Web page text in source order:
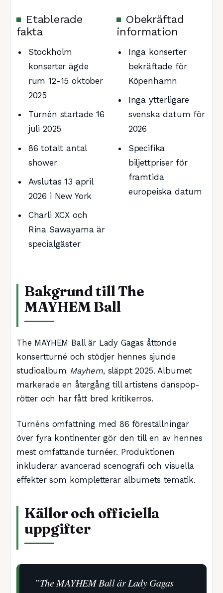
Etablerade
fakta
Stockholm
konserter ägde
rum 12-15 oktober
2025
Turnén startade 16
juli 2025
86 totalt antal
shower
Avslutas 13 april
2026 i New York
Charli XCX och
Rina Sawayama är
specialgäster
Obekräftad
information
Inga konserter
bekräftade för
Köpenhamn
Inga ytterligare
svenska datum för
2026
Specifika
biljettpriser för
framtida
europeiska datum
Bakgrund till The
MAYHEM Ball
The MAYHEM Ball är Lady Gagas åttonde
konsertturné och stödjer hennes sjunde
studioalbum Mayhem, släppt 2025. Albumet
markerade en återgång till artistens danspop-
rötter och har fått bred kritikerros.
Turnéns omfattning med 86 föreställningar
över fyra kontinenter gör den till en av hennes
mest omfattande turnéer. Produktionen
inkluderar avancerad scenografi och visuella
effekter som kompletterar albumets tematik.
Källor och officiella
uppgifter
”The MAYHEM Ball är Lady Gagas